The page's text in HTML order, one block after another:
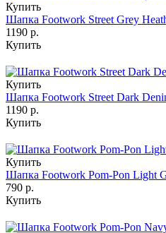
Купить
Шапка Footwork Street Grey
1190 р.
Купить
Купить
Шапка Footwork Street Dark
1190 р.
Купить
Купить
Шапка Footwork Pom-Pon Light
790 р.
Купить